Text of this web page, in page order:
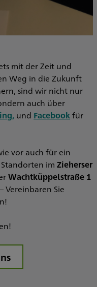
mit der Zeit und
Weg in die Zukunft
sind wir nicht nur
auch über
und Facebookfür
vor auch für ein
im Zieherser
Wachtküppelstraße 1
Vereinbaren Sie